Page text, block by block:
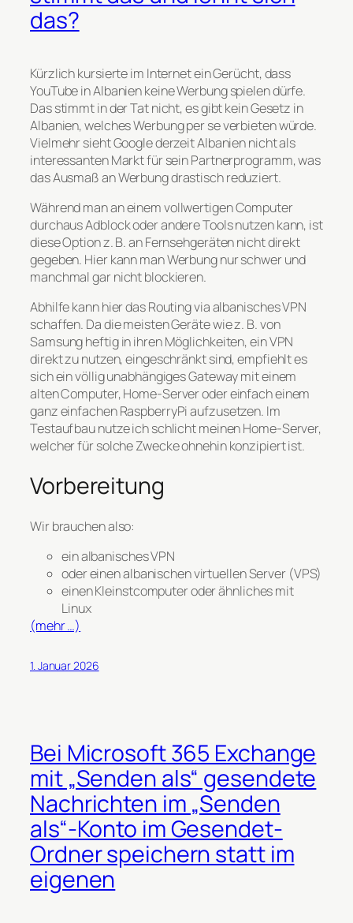
das?
Kürzlich kursierte im Internet ein Gerücht, dass
YouTube in Albanien keine Werbung spielen dürfe.
Das stimmt in der Tat nicht, es gibt kein Gesetz in
Albanien, welches Werbung per se verbieten würde.
Vielmehr sieht Google derzeit Albanien nicht als
interessanten Markt für sein Partnerprogramm, was
das Ausmaß an Werbung drastisch reduziert.
Während man an einem vollwertigen Computer
durchaus Adblock oder andere Tools nutzen kann, ist
diese Option z. B. an Fernsehgeräten nicht direkt
gegeben. Hier kann man Werbung nur schwer und
manchmal gar nicht blockieren.
Abhilfe kann hier das Routing via albanisches VPN
schaffen. Da die meisten Geräte wie z. B. von
Samsung heftig in ihren Möglichkeiten, ein VPN
direkt zu nutzen, eingeschränkt sind, empfiehlt es
sich ein völlig unabhängiges Gateway mit einem
alten Computer, Home-Server oder einfach einem
ganz einfachen RaspberryPi aufzusetzen. Im
Testaufbau nutze ich schlicht meinen Home-Server,
welcher für solche Zwecke ohnehin konzipiert ist.
Vorbereitung
Wir brauchen also:
ein albanisches VPN
oder einen albanischen virtuellen Server (VPS)
einen Kleinstcomputer oder ähnliches mit
Linux
(mehr …)
1. Januar 2026
Bei Microsoft 365 Exchange
mit „Senden als“ gesendete
Nachrichten im „Senden
als“-Konto im Gesendet-
Ordner speichern statt im
eigenen